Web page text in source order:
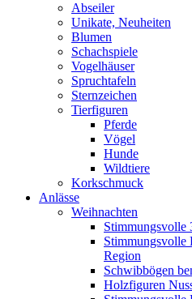
Abseiler
Unikate, Neuheiten
Blumen
Schachspiele
Vogelhäuser
Spruchtafeln
Sternzeichen
Tierfiguren
Pferde
Vögel
Hunde
Wildtiere
Korkschmuck
Anlässe
Weihnachten
Stimmungsvolle
Stimmungsvolle
Region
Schwibbögen
Holzfiguren